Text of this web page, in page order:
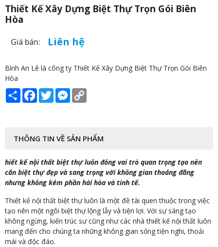
Thiết Kế Xây Dựng Biệt Thự Trọn Gói Biên
Hòa
Giá bán: Liên hệ
Bình An Lê là công ty Thiết Kế Xây Dựng Biệt Thự Trọn Gói Biên
Hòa
Share Facebook
TwitterMessenger
THÔNG TIN VỀ SẢN PHẨM
hiết kế nội thất biệt thự luôn đóng vai trò quan trọng tạo nên
căn biệt thự đẹp và sang trọng với không gian thoáng đãng
nhưng không kém phần hài hòa và tinh tế.
Thiết kế nội thất biệt thự luôn là một đề tài quen thuộc trong việc
tạo nên một ngôi biệt thự lộng lẫy và tiện lợi. Với sự sáng tạo
không ngừng, kiến trúc sư cũng như các nhà thiết kế nội thất luôn
mang đến cho chúng ta những không gian sống tiện nghi, thoải
mái và độc đáo.